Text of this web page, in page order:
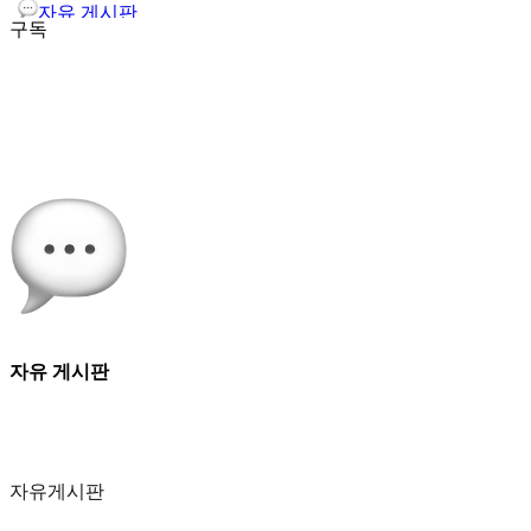
자유 게시판
구독
자유 게시판
자유게시판